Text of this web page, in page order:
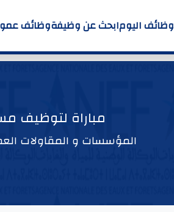
وظائف اليومابحث عن وظيفةوظائف
مباراة لتوظيف
المؤسسات و المقاولات